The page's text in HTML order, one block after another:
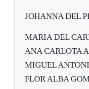
JOHANNA DEL
MARIA DEL
ANA CARLOTA
MIGUEL
FLOR ALBA